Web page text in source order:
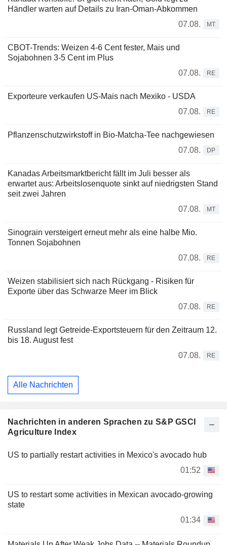
Händler warten auf Details zu Iran-Oman-Abkommen
07.08.
MT
CBOT-Trends: Weizen 4-6 Cent fester, Mais und
Sojabohnen 3-5 Cent im Plus
07.08.
RE
Exporteure verkaufen US-Mais nach Mexiko - USDA
07.08.
RE
Pflanzenschutzwirkstoff in Bio-Matcha-Tee nachgewiesen
07.08.
DP
Kanadas Arbeitsmarktbericht fällt im Juli besser als
erwartet aus: Arbeitslosenquote sinkt auf niedrigsten Stand
seit zwei Jahren
07.08.
MT
Sinograin versteigert erneut mehr als eine halbe Mio.
Tonnen Sojabohnen
07.08.
RE
Weizen stabilisiert sich nach Rückgang - Risiken für
Exporte über das Schwarze Meer im Blick
07.08.
RE
Russland legt Getreide-Exportsteuern für den Zeitraum 12.
bis 18. August fest
07.08.
RE
Alle Nachrichten
Nachrichten in anderen Sprachen zu S&P GSCI
Agriculture Index
US to partially restart activities in Mexico's avocado hub
01:52
US to restart some activities in Mexican avocado-growing
state
01:34